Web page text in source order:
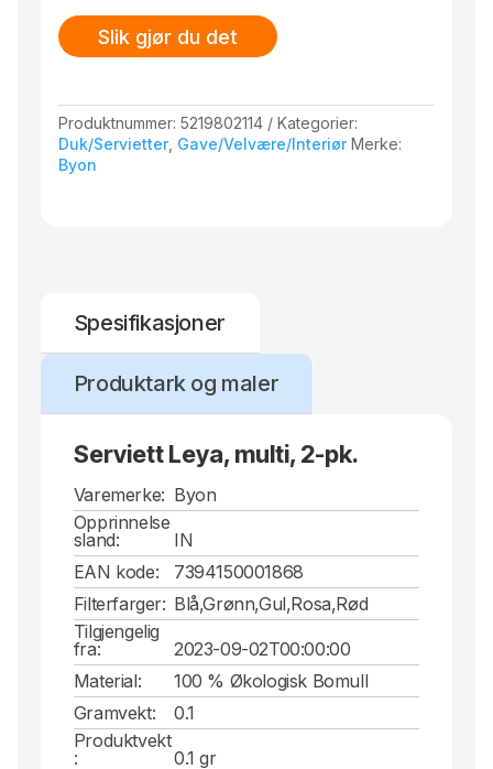
Slik gjør du det
Produktnummer:5219802114
Kategorier:
Duk/Servietter, Gave/Velvære/Interiør Merke:
Byon
Spesifikasjoner
Produktark og maler
Serviett Leya, multi, 2-pk.
Varemerke: Byon
Opprinnelse
sland:
IN
EAN kode:
7394150001868
Filterfarger: Blå,Grønn,Gul,Rosa,Rød
Tilgjengelig
fra:
2023-09-02T00:00:00
Material:
100 % Økologisk Bomull
Gramvekt:
0.1
Produktvekt
:
0.1 gr